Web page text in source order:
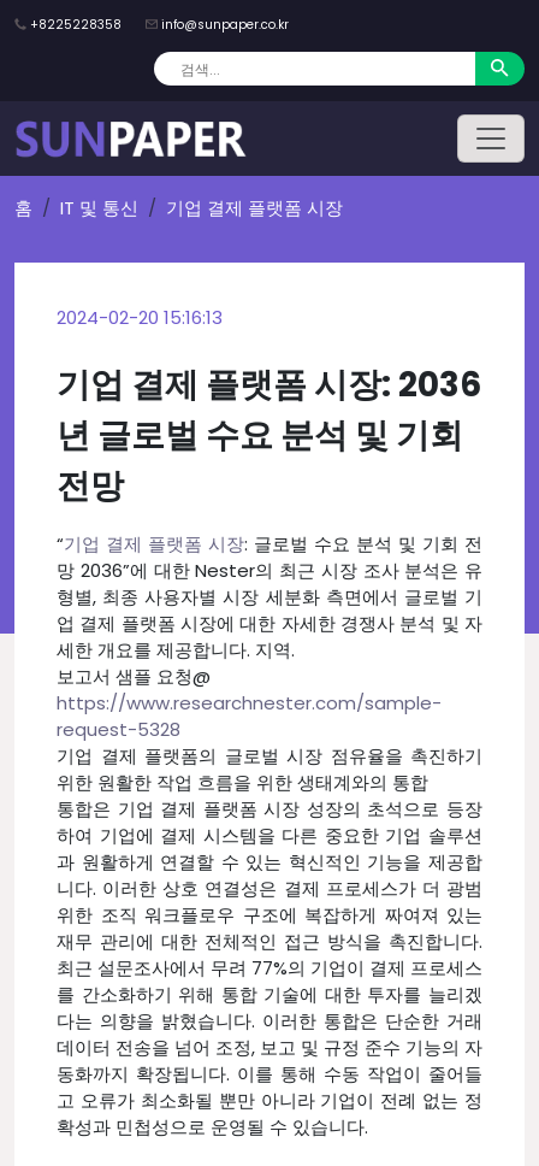
+8225228358 info@sunpaper.co.kr
홈 IT 및 통신 기업 결제 플랫폼 시장
2024-02-20 15:16:13
기업 결제 플랫폼 시장: 2036
년 글로벌 수요 분석 및 기회
전망
“기업 결제 플랫폼 시장: 글로벌 수요 분석 및 기회 전
망 2036”에 대한 Nester의 최근 시장 조사 분석은 유
형별, 최종 사용자별 시장 세분화 측면에서 글로벌 기
업 결제 플랫폼 시장에 대한 자세한 경쟁사 분석 및 자
세한 개요를 제공합니다. 지역.
보고서 샘플 요청@
https://www.researchnester.com/sample-
request-5328
기업 결제 플랫폼의 글로벌 시장 점유율을 촉진하기
위한 원활한 작업 흐름을 위한 생태계와의 통합
통합은 기업 결제 플랫폼 시장 성장의 초석으로 등장
하여 기업에 결제 시스템을 다른 중요한 기업 솔루션
과 원활하게 연결할 수 있는 혁신적인 기능을 제공합
니다. 이러한 상호 연결성은 결제 프로세스가 더 광범
위한 조직 워크플로우 구조에 복잡하게 짜여져 있는
재무 관리에 대한 전체적인 접근 방식을 촉진합니다.
최근 설문조사에서 무려 77%의 기업이 결제 프로세스
를 간소화하기 위해 통합 기술에 대한 투자를 늘리겠
다는 의향을 밝혔습니다. 이러한 통합은 단순한 거래
데이터 전송을 넘어 조정, 보고 및 규정 준수 기능의 자
동화까지 확장됩니다. 이를 통해 수동 작업이 줄어들
고 오류가 최소화될 뿐만 아니라 기업이 전례 없는 정
확성과 민첩성으로 운영될 수 있습니다.